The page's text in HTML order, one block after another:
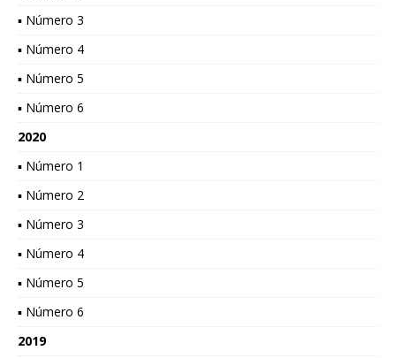
▪ Número 3
▪ Número 4
▪ Número 5
▪ Número 6
2020
▪ Número 1
▪ Número 2
▪ Número 3
▪ Número 4
▪ Número 5
▪ Número 6
2019